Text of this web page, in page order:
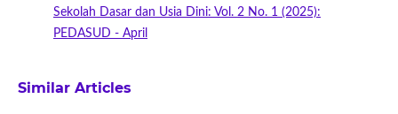
Sekolah Dasar dan Usia Dini: Vol. 2 No. 1 (2025):
PEDASUD - April
Similar Articles